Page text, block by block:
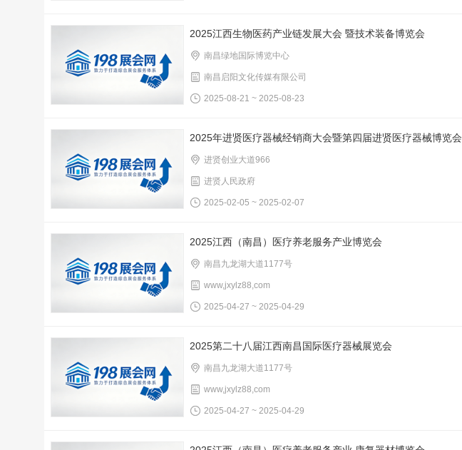
2025江西生物医药产业链发展大会 暨技术装备博览会
南昌绿地国际博览中心
南昌启阳文化传媒有限公司
2025-08-21 ~ 2025-08-23
2025年进贤医疗器械经销商大会暨第四届进贤医疗器械博览会
进贤创业大道966
进贤人民政府
2025-02-05 ~ 2025-02-07
2025江西（南昌）医疗养老服务产业博览会
南昌九龙湖大道1177号
www,jxylz88,com
2025-04-27 ~ 2025-04-29
2025第二十八届江西南昌国际医疗器械展览会
南昌九龙湖大道1177号
www,jxylz88,com
2025-04-27 ~ 2025-04-29